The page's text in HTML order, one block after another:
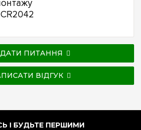
ПИТАННЯ
ВІДГУК
І БУДЬТЕ ПЕРШИМИ